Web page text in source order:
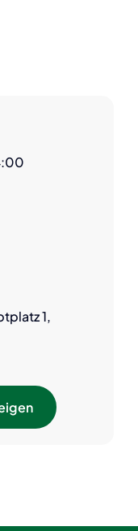
1,